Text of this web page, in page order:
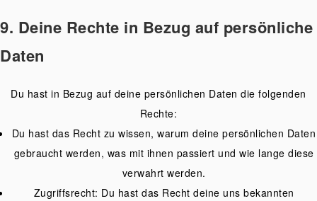
9. Deine Rechte in Bezug auf persönliche
Daten
Du hast in Bezug auf deine persönlichen Daten die folgenden
Rechte:
Du hast das Recht zu wissen, warum deine persönlichen Daten
gebraucht werden, was mit ihnen passiert und wie lange diese
verwahrt werden.
Zugriffsrecht: Du hast das Recht deine uns bekannten